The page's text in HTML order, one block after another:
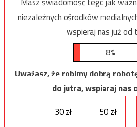
niezależnych ośrodków
wspieraj nas już od
8%
Uważasz, że robimy dobrą
do jutra, wspieraj nas
30 zł
50 zł